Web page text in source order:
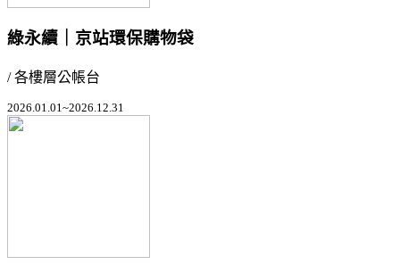
綠永續｜京站環保購物袋
/ 各樓層公帳台
2026.01.01~2026.12.31